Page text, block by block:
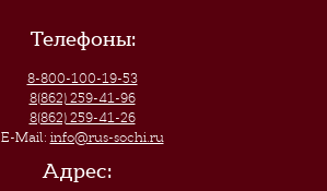
Телефоны:
8-800-100-19-53
8(862) 259-41-96
8(862) 259-41-26
E-Mail: info@rus-sochi.ru
Адрес: